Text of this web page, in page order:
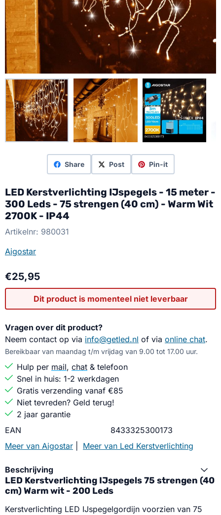
Share Post Pin-it
LED Kerstverlichting IJspegels - 15 meter -
300 Leds - 75 strengen (40 cm) - Warm Wit
2700K - IP44
Artikelnr: 980031
Aigostar
€25,95
Dit product is momenteel niet leverbaar
Vragen over dit product?
Neem contact op via info@getled.nl of via online chat.
Bereikbaar van maandag t/m vrijdag van 9.00 tot 17.00 uur.
Hulp per mail, chat & telefoon
Snel in huis: 1-2 werkdagen
Gratis verzending vanaf €85
Niet tevreden? Geld terug!
2 jaar garantie
EAN
8433325300173
Meer van Aigostar
Meer van Led Kerstverlichting
Beschrijving
LED Kerstverlichting IJspegels 75 strengen (40
cm) Warm wit - 200 Leds
Kerstverlichting LED IJspegelgordijn voorzien van 75